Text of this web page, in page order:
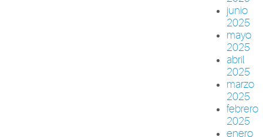
junio
2025
mayo
2025
abril
2025
marzo
2025
febrero
2025
enero